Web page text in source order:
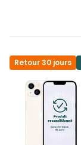
Retour 30 jours